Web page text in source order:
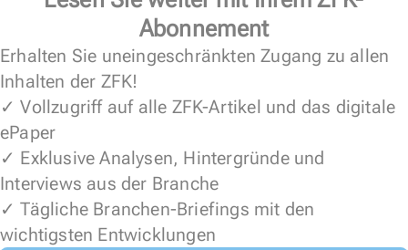
Abonnement
Erhalten Sie uneingeschränkten Zugang zu allen
Inhalten der ZFK!
✓ Vollzugriff auf alle ZFK-Artikel und das digitale
ePaper
✓ Exklusive Analysen, Hintergründe und
Interviews aus der Branche
✓ Tägliche Branchen-Briefings mit den
wichtigsten Entwicklungen